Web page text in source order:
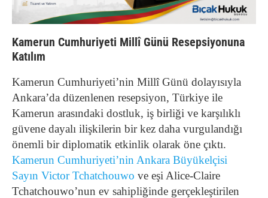
Kamerun Cumhuriyeti Millî Günü Resepsiyonuna
Katılım
Kamerun Cumhuriyeti’nin Millî Günü dolayısıyla
Ankara’da düzenlenen resepsiyon, Türkiye ile
Kamerun arasındaki dostluk, iş birliği ve karşılıklı
güvene dayalı ilişkilerin bir kez daha vurgulandığı
önemli bir diplomatik etkinlik olarak öne çıktı.
Kamerun Cumhuriyeti’nin Ankara Büyükelçisi
Sayın Victor Tchatchouwo ve eşi Alice-Claire
Tchatchouwo’nun ev sahipliğinde gerçekleştirilen